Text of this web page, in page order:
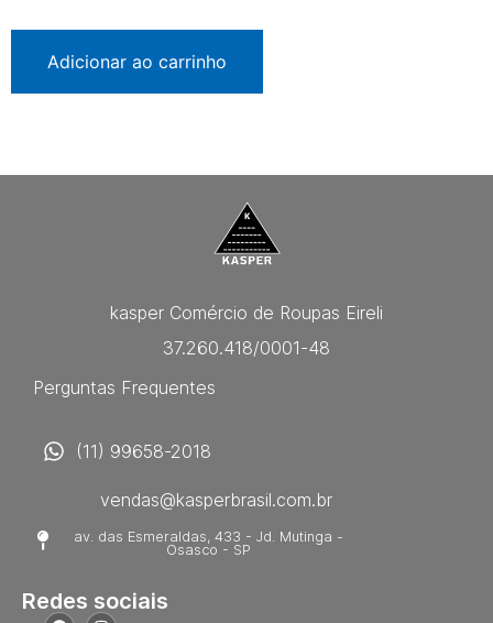
Adicionar ao carrinho
kasper Comércio de Roupas Eireli
37.260.418/0001-48
Perguntas Frequentes
(11) 99658-2018
vendas@kasperbrasil.com.br
av. das Esmeraldas, 433 - Jd. Mutinga -
Osasco - SP
Redes sociais